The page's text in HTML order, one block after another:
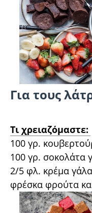
Για τους
Τι χρειαζόμαστε:
100 γρ.
100 γρ. σοκολάτα
2/5 φλ. κρέμα
φρέσκα φρούτα